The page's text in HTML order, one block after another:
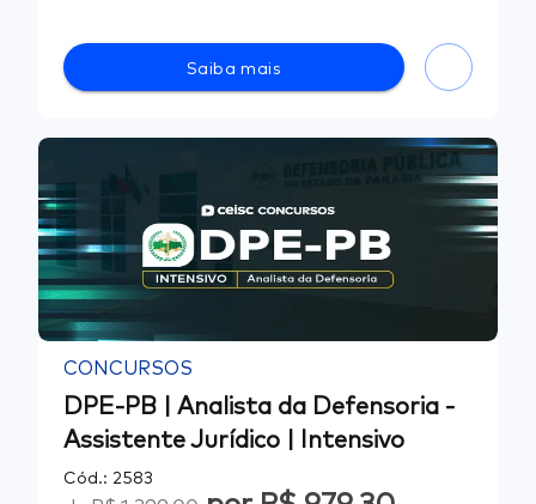
Saiba mais
CONCURSOS
DPE-PB | Analista da Defensoria -
Assistente Jurídico | Intensivo
Cód.: 2583